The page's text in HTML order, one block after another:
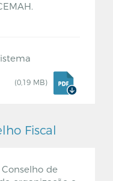
(0,19 MB)
Fiscal
de